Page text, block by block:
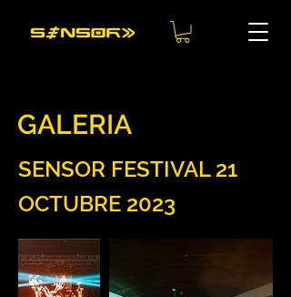
GALERIA
SENSOR FESTIVAL 21
OCTUBRE 2023